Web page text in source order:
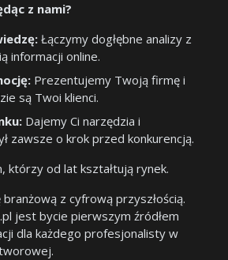
z nami?
Łączymy dogłębne analizy z
informacji online.
Prezentujemy Twoją firmę i
są Twoi klienci.
Dajemy Ci narzędzia i
zawsze o krok przed konkurencją.
którzy od lat kształtują rynek.
z cyfrową przyszłością.
jest bycie pierwszym źródłem
dla każdego profesjonalisty w